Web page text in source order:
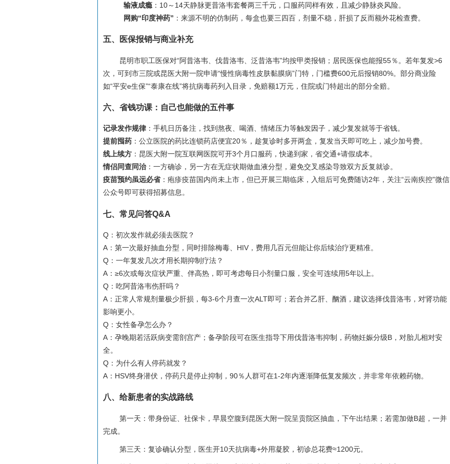
输液成瘾 ：10～14天静脉更昔洛韦套餐两三千元，口服药同样有效，且减少静脉炎风险。
网购“印度神药” ：来源不明的仿制药，每盒也要三四百，剂量不稳，肝损了反而额外花检查费。
五、医保报销与商业补充
昆明市职工医保对“阿昔洛韦、伐昔洛韦、泛昔洛韦”均按甲类报销；居民医保也能报55％。若年复发>6
次，可到市三院或昆医大附一院申请“慢性病毒性皮肤黏膜病”门特，门槛费600元后报销80%。部分商业险
如“平安e生保”“泰康在线”将抗病毒药列入目录，免赔额1万元，住院或门特超出的部分全赔。
六、省钱功课：自己也能做的五件事
记录发作规律：手机日历备注，找到熬夜、喝酒、情绪压力等触发因子，减少复发就等于省钱。
提前囤药 ：公立医院的药比连锁药店便宜20％，趁复诊时多开两盒，复发当天即可吃上，减少加号费。
线上续方 ：昆医大附一院互联网医院可开3个月口服药，快递到家，省交通+请假成本。
情侣同查同治：一方确诊，另一方在无症状期做血液分型，避免交叉感染导致双方反复就诊。
疫苗预约虽远必省：疱疹疫苗国内尚未上市，但已开展三期临床，入组后可免费随访2年，关注“云南疾控”微信
公众号即可获得招募信息。
七、常见问答Q&A
Q：初次发作就必须去医院？
A：第一次最好抽血分型，同时排除梅毒、HIV，费用几百元但能让你后续治疗更精准。
Q：一年复发几次才用长期抑制疗法？
A：≥6次或每次症状严重、伴高热，即可考虑每日小剂量口服，安全可连续用5年以上。
Q：吃阿昔洛韦伤肝吗？
A：正常人常规剂量极少肝损，每3-6个月查一次ALT即可；若合并乙肝、酗酒，建议选择伐昔洛韦，对肾功能
影响更小。
Q：女性备孕怎么办？
A：孕晚期若活跃病变需剖宫产；备孕阶段可在医生指导下用伐昔洛韦抑制，药物妊娠分级B，对胎儿相对安
全。
Q：为什么有人停药就发？
A：HSV终身潜伏，停药只是停止抑制，90％人群可在1-2年内逐渐降低复发频次，并非常年依赖药物。
八、给新患者的实战路线
第一天：带身份证、社保卡，早晨空腹到昆医大附一院呈贡院区抽血，下午出结果；若需加做B超，一并
完成。
第三天：复诊确认分型，医生开10天抗病毒+外用凝胶，初诊总花费≈1200元。